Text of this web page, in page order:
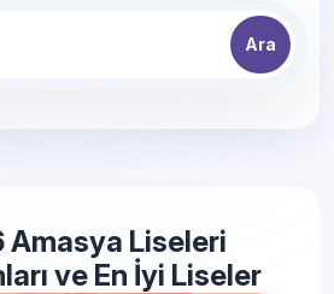
Ara
Liseleri
ve En İyi Liseler